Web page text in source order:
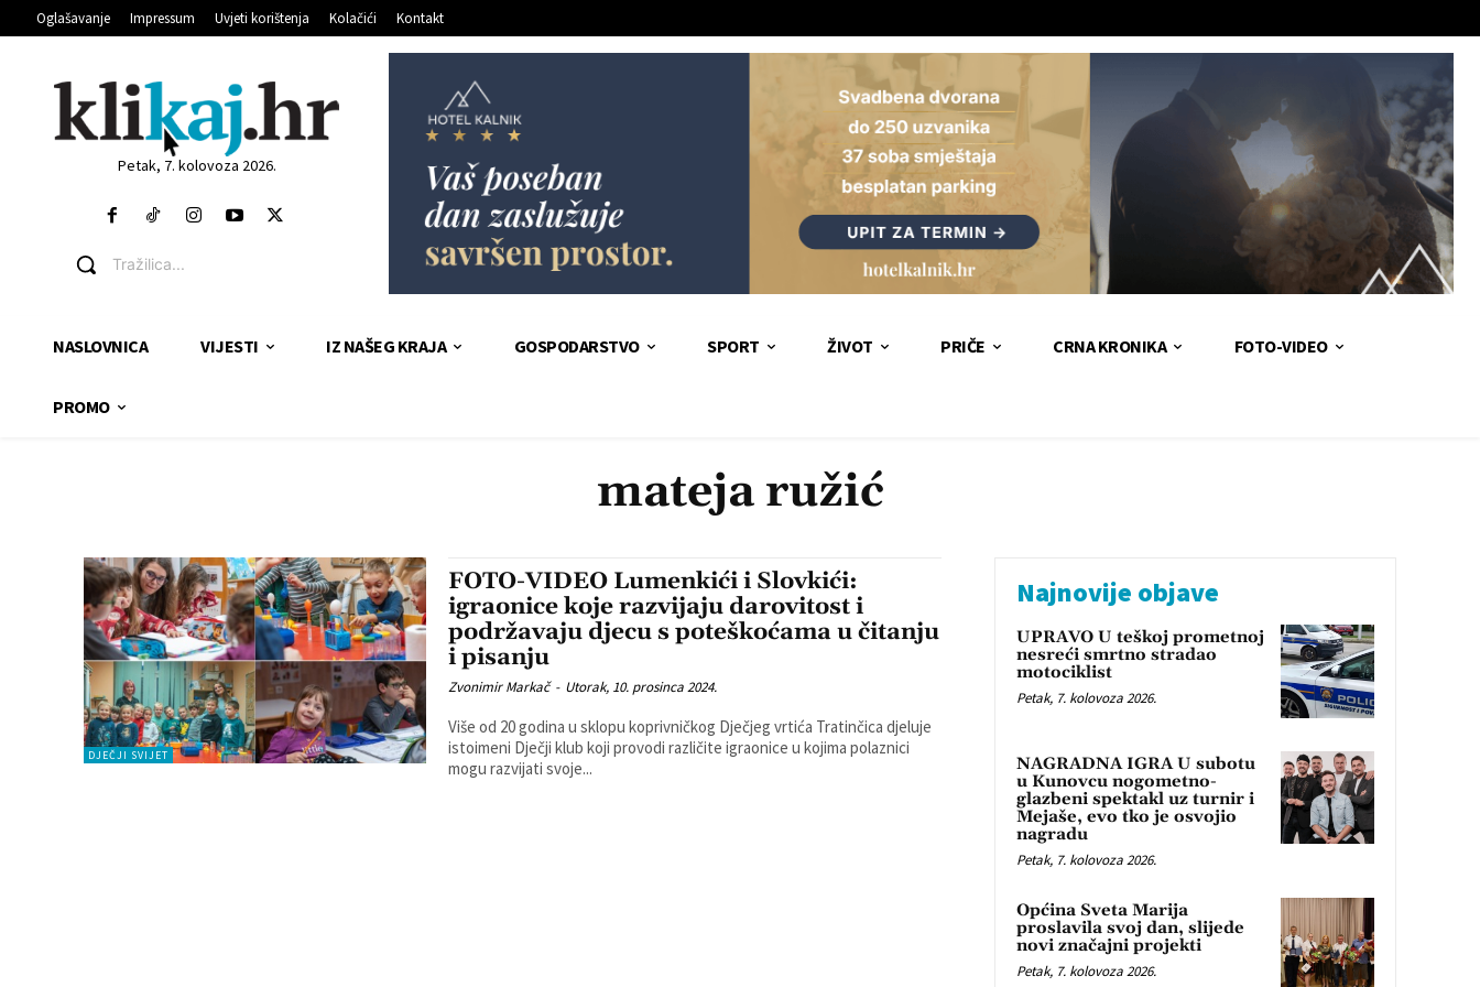
Oglašavanje Impressum Uvjeti korištenja Kolačići Kontakt
Petak, 7. kolovoza 2026.
Tražilica...
NASLOVNICA VIJESTI IZ NAŠEG KRAJA GOSPODARSTVO SPORT ŽIVOT PRIČE CRNA KRONIKA FOTO-VIDEO
PROMO
mateja ružić
DJEČJI SVIJET
FOTO-VIDEO Lumenkići i Slovkići:
igraonice koje razvijaju darovitost i
podržavaju djecu s poteškoćama u čitanju
i pisanju
Zvonimir Markač - Utorak, 10. prosinca 2024.
Više od 20 godina u sklopu koprivničkog Dječjeg vrtića Tratinčica djeluje
istoimeni Dječji klub koji provodi različite igraonice u kojima polaznici
mogu razvijati svoje...
Najnovije objave
UPRAVO U teškoj prometnoj
nesreći smrtno stradao
motociklist
Petak, 7. kolovoza 2026.
NAGRADNA IGRA U subotu
u Kunovcu nogometno-
glazbeni spektakl uz turnir i
Mejaše, evo tko je osvojio
nagradu
Petak, 7. kolovoza 2026.
Općina Sveta Marija
proslavila svoj dan, slijede
novi značajni projekti
Petak, 7. kolovoza 2026.